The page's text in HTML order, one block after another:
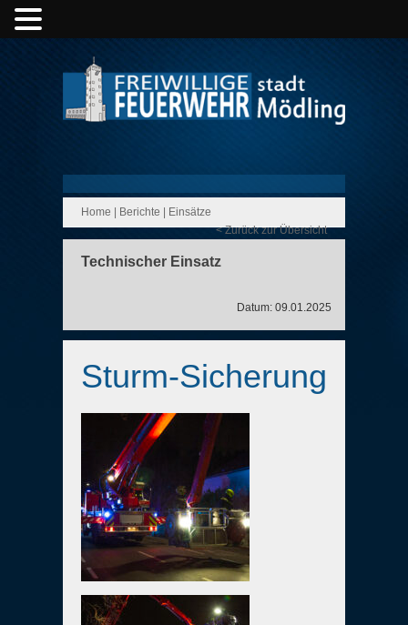
Home Berichte
Einsätze
< Zurück zur Übersicht
Technischer Einsatz
Datum: 09.01.2025
Sturm-Sicherung